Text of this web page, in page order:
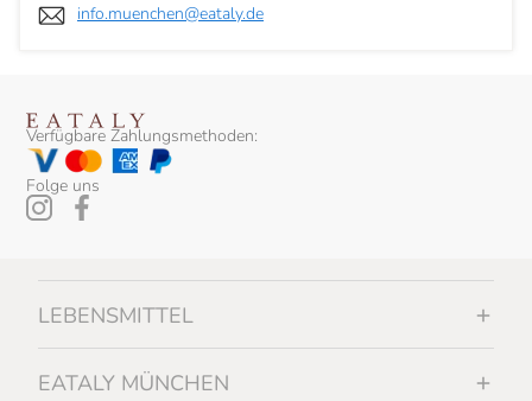
info.muenchen@eataly.de
Verfügbare Zahlungsmethoden:
Folge uns
LEBENSMITTEL
EATALY MÜNCHEN